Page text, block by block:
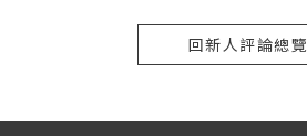
回新人評論總覽